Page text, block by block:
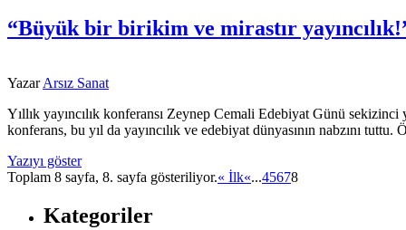
“Büyük bir birikim ve mirastır
YazarArsız Sanat
Yıllık yayıncılık konferansı Zeynep Cemali Edebiyat Günü
konferans, bu yıl da yayıncılık ve edebiyat dünyasının nabzını
Yazıyı göster
Toplam 8 sayfa, 8. sayfa gösteriliyor.« İlk«...45678
Kategoriler